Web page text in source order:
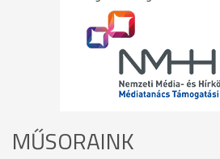
MŰSORAINK